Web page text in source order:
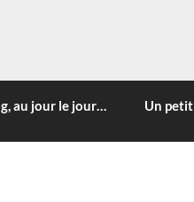
D'ILLE-
au jour le jour… Un